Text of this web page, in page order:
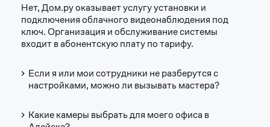
Нет, Дом.ру оказывает услугу установки и
подключения облачного видеонаблюдения под
ключ. Организация и обслуживание системы
входит в абонентскую плату по тарифу.
Если я или мои сотрудники не разберутся с
настройками, можно ли вызывать мастера?
Какие камеры выбрать для моего офиса в